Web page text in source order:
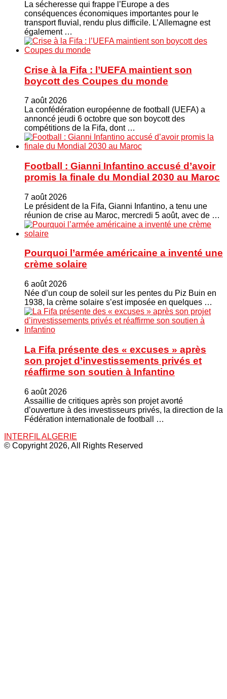
La sécheresse qui frappe l’Europe a des
conséquences économiques importantes pour le
transport fluvial, rendu plus difficile. L’Allemagne est
également …
Crise à la Fifa : l’UEFA maintient son
boycott des Coupes du monde
7 août 2026
La confédération européenne de football (UEFA) a
annoncé jeudi 6 octobre que son boycott des
compétitions de la Fifa, dont …
Football : Gianni Infantino accusé d’avoir
promis la finale du Mondial 2030 au Maroc
7 août 2026
Le président de la Fifa, Gianni Infantino, a tenu une
réunion de crise au Maroc, mercredi 5 août, avec de …
Pourquoi l’armée américaine a inventé une
crème solaire
6 août 2026
Née d’un coup de soleil sur les pentes du Piz Buin en
1938, la crème solaire s’est imposée en quelques …
La Fifa présente des « excuses » après
son projet d’investissements privés et
réaffirme son soutien à Infantino
6 août 2026
Assaillie de critiques après son projet avorté
d’ouverture à des investisseurs privés, la direction de la
Fédération internationale de football …
INTERFIL ALGERIE
© Copyright 2026, All Rights Reserved